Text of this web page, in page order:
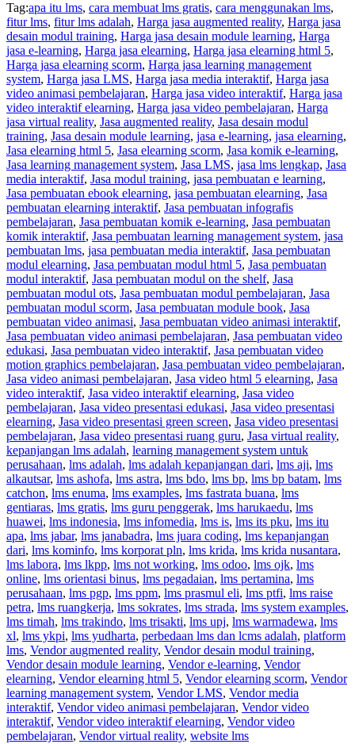
Tag:apa itu lms, cara membuat lms gratis, cara menggunakan lms,
fitur lms, fitur lms adalah, Harga jasa augmented reality, Harga jasa
desain modul training, Harga jasa desain module learning, Harga
jasa e-learning, Harga jasa elearning, Harga jasa elearning html 5,
Harga jasa elearning scorm, Harga jasa learning management
system, Harga jasa LMS, Harga jasa media interaktif, Harga jasa
video animasi pembelajaran, Harga jasa video interaktif, Harga jasa
video interaktif elearning, Harga jasa video pembelajaran, Harga
jasa virtual reality, Jasa augmented reality, Jasa desain modul
training, Jasa desain module learning, jasa e-learning, jasa elearning,
Jasa elearning html 5, Jasa elearning scorm, Jasa komik e-learning,
Jasa learning management system, Jasa LMS, jasa lms lengkap, Jasa
media interaktif, Jasa modul training, jasa pembuatan e learning,
Jasa pembuatan ebook elearning, jasa pembuatan elearning, Jasa
pembuatan elearning interaktif, Jasa pembuatan infografis
pembelajaran, Jasa pembuatan komik e-learning, Jasa pembuatan
komik interaktif, Jasa pembuatan learning management system, jasa
pembuatan lms, jasa pembuatan media interaktif, Jasa pembuatan
modul elearning, Jasa pembuatan modul html 5, Jasa pembuatan
modul interaktif, Jasa pembuatan modul on the shelf, Jasa
pembuatan modul ots, Jasa pembuatan modul pembelajaran, Jasa
pembuatan modul scorm, Jasa pembuatan module book, Jasa
pembuatan video animasi, Jasa pembuatan video animasi interaktif,
Jasa pembuatan video animasi pembelajaran, Jasa pembuatan video
edukasi, Jasa pembuatan video interaktif, Jasa pembuatan video
motion graphics pembelajaran, Jasa pembuatan video pembelajaran,
Jasa video animasi pembelajaran, Jasa video html 5 elearning, Jasa
video interaktif, Jasa video interaktif elearning, Jasa video
pembelajaran, Jasa video presentasi edukasi, Jasa video presentasi
elearning, Jasa video presentasi green screen, Jasa video presentasi
pembelajaran, Jasa video presentasi ruang guru, Jasa virtual reality,
kepanjangan lms adalah, learning management system untuk
perusahaan, lms adalah, lms adalah kepanjangan dari, lms aji, lms
alkautsar, lms ashofa, lms astra, lms bdo, lms bp, lms bp batam, lms
catchon, lms enuma, lms examples, lms fastrata buana, lms
gentiaras, lms gratis, lms guru penggerak, lms harukaedu, lms
huawei, lms indonesia, lms infomedia, lms is, lms its pku, lms itu
apa, lms jabar, lms janabadra, lms juara coding, lms kepanjangan
dari, lms kominfo, lms korporat pln, lms krida, lms krida nusantara,
lms labora, lms lkpp, lms not working, lms odoo, lms ojk, lms
online, lms orientasi binus, lms pegadaian, lms pertamina, lms
perusahaan, lms pgp, lms ppm, lms prasmul eli, lms ptfi, lms raise
petra, lms ruangkerja, lms sokrates, lms strada, lms system examples,
lms timah, lms trakindo, lms trisakti, lms upj, lms warmadewa, lms
xl, lms ykpi, lms yudharta, perbedaan lms dan lcms adalah, platform
lms, Vendor augmented reality, Vendor desain modul training,
Vendor desain module learning, Vendor e-learning, Vendor
elearning, Vendor elearning html 5, Vendor elearning scorm, Vendor
learning management system, Vendor LMS, Vendor media
interaktif, Vendor video animasi pembelajaran, Vendor video
interaktif, Vendor video interaktif elearning, Vendor video
pembelajaran, Vendor virtual reality, website lms